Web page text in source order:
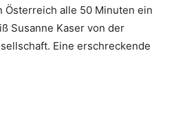
Österreich alle 50 Minuten ein
Susanne Kaser von der
Eine erschreckende